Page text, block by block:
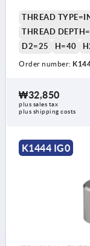
THREAD
THREAD
D2=25
H=40
Order number:
₩32,850
plus sales tax
plus shipping costs
K1444 IG0